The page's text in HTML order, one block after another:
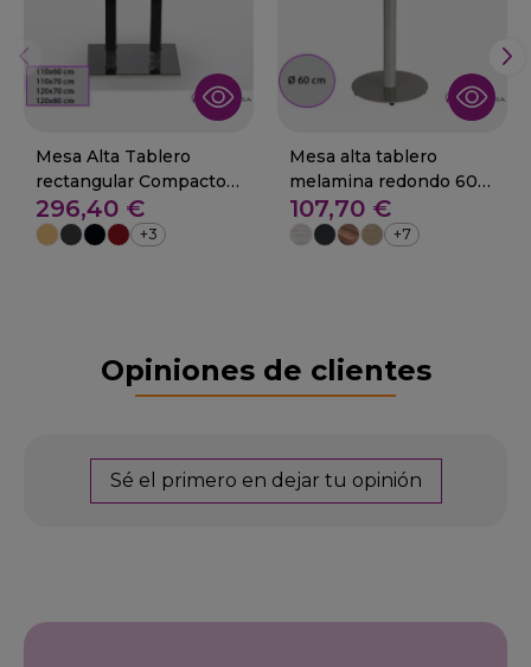
Mesa Alta Tablero
rectangular Compacto-
COLES
296,40 €
+3
Mesa alta tablero
melamina redondo 60
cm. 01-LASTRIL
107,70 €
+7
Opiniones de clientes
Sé el primero en dejar tu opinión